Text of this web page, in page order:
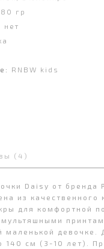
гр
нет
RNBW kids
(4)
Daisy от бренда
из качественного
для комфортной
маленькой девочке.
140 см (3-10 лет).